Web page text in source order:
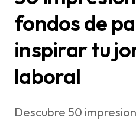
fondos de
inspirar tu
laboral
Descubre 50